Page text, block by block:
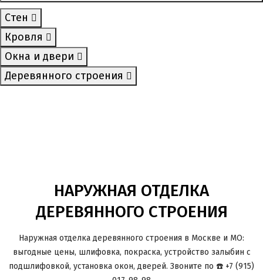
Cтен
Кровля
Окна и двери
Деревянного строения
НАРУЖНАЯ ОТДЕЛКА
ДЕРЕВЯННОГО СТРОЕНИЯ
Наружная отделка деревянного строения в Москве и МО:
выгодные цены, шлифовка, покраска, устройство залыбин с
подшлифовкой, установка окон, дверей. Звоните по ☎️ +7 (915)